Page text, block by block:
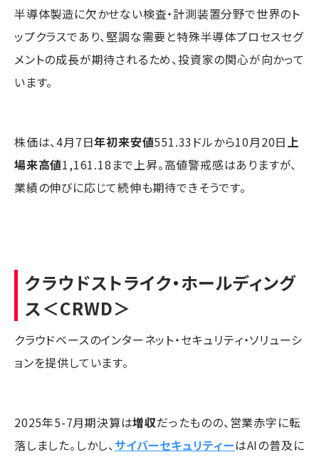
半導体製造に欠かせない検査・計測装置分野で世界のト
ップクラスであり、堅調な需要と特殊半導体プロセスセグ
メントの成長が期待されるため、投資家の関心が向かって
います。
株価は、4月7日年初来安値551.33ドルから10月20日上
場来高値1,161.18まで上昇。高値警戒感はありますが、
業績の伸びに応じて続伸も期待できそうです。
クラウドストライク・ホールディング
ス＜CRWD＞
クラウドベースのインターネット・セキュリティ・ソリューシ
ョンを提供しています。
2025年5-7月期決算は増収だったものの、営業赤字に転
落しました。しかし、サイバーセキュリティーはAIの普及に